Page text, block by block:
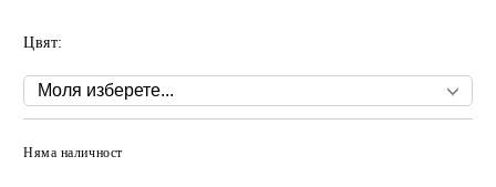
Цвят:
Няма наличност